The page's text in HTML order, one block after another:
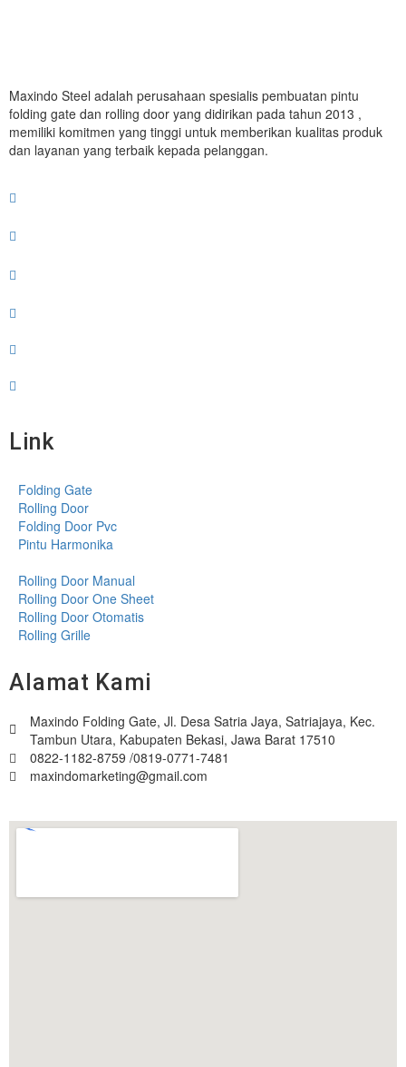
Maxindo Steel adalah perusahaan spesialis pembuatan pintu
folding gate dan rolling door yang didirikan pada tahun 2013 ,
memiliki komitmen yang tinggi untuk memberikan kualitas produk
dan layanan yang terbaik kepada pelanggan.
Link
Folding Gate
Rolling Door
Folding Door Pvc
Pintu Harmonika
Rolling Door Manual
Rolling Door One Sheet
Rolling Door Otomatis
Rolling Grille
Alamat Kami
Maxindo Folding Gate, Jl. Desa Satria Jaya, Satriajaya, Kec.
Tambun Utara, Kabupaten Bekasi, Jawa Barat 17510
0822-1182-8759 /0819-0771-7481
maxindomarketing@gmail.com